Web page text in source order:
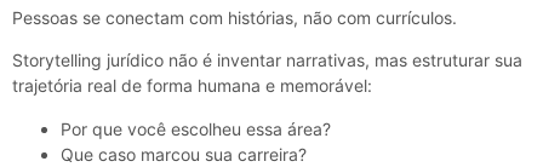
Pessoas se conectam com histórias, não com currículos.
Storytelling jurídico não é inventar narrativas, mas estruturar sua
trajetória real de forma humana e memorável:
Por que você escolheu essa área?
Que caso marcou sua carreira?